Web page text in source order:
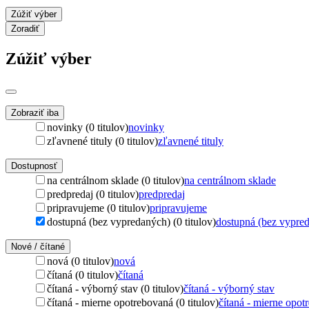
Zúžiť výber
Zoradiť
Zúžiť výber
Zobraziť iba
novinky (0 titulov)novinky
zľavnené tituly (0 titulov)zľavnené tituly
Dostupnosť
na centrálnom sklade (0 titulov)na centrálnom sklade
predpredaj (0 titulov)predpredaj
pripravujeme (0 titulov)pripravujeme
dostupná (bez vypredaných) (0 titulov)dostupná (bez
Nové / čítané
nová (0 titulov)nová
čítaná (0 titulov)čítaná
čítaná - výborný stav (0 titulov)čítaná - výborný stav
čítaná - mierne opotrebovaná (0 titulov)čítaná - mierne